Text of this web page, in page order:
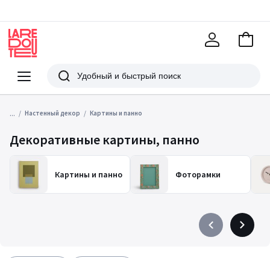
Меню
Redoute
Поиск
В
... Настенный декор Картины и панно
Декоративные картины, панно
Картины и панно Фоторамки
PrécédentSuivant